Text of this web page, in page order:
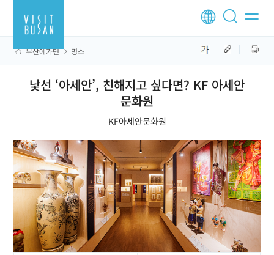
부산에가면 명소
낯선 ‘아세안’, 친해지고 싶다면? KF 아세안
문화원
KF아세안문화원